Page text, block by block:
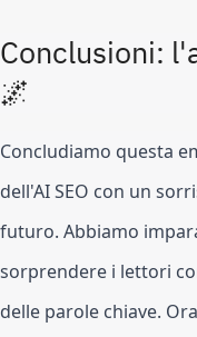
Conclusioni:
🌌
Concludiamo questa
dell'AI SEO con un
futuro. Abbiamo
sorprendere i lettori
delle parole chiave.